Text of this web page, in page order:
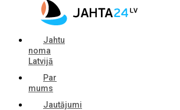
Jahtu
noma
Latvijā
Par
mums
Jautājumi